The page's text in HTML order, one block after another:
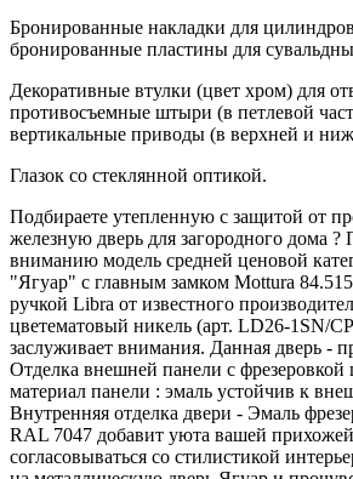
Бронированные накладки для
бронированные пластины для
Декоративные втулки (цвет хром) для
противосъемные штыри (в петлевой
вертикальные приводы (в верхней и
Глазок со стеклянной оптикой.
Подбираете утепленную с защитой от
железную дверь для загородного дома
вниманию модель средней ценовой
"Ягуар" с главным замком Mottura
ручкой Libra от известного
цветематовый никель (арт. LD26-1SN/
заслуживает внимания. Данная дверь -
Отделка внешней панели с фрезеровкой
материал панели : эмаль устойчив к
Внутренняя отделка двери - Эмаль
RAL 7047 добавит уюта вашей
согласовываться со стилистикой